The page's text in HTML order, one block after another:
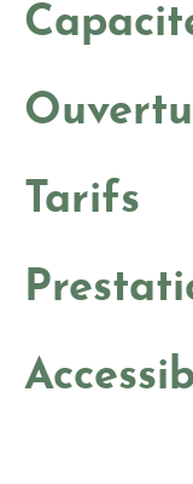
Tarifs